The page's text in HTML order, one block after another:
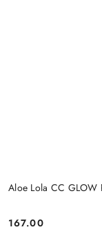
Aloe Lola CC GLOW
Cena:
167.00